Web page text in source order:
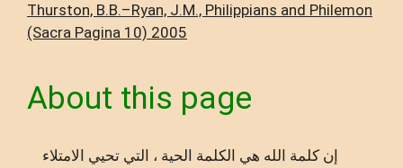
Thurston, B.B.–Ryan, J.M., Philippians and Philemon
(Sacra Pagina 10) 2005
About this page